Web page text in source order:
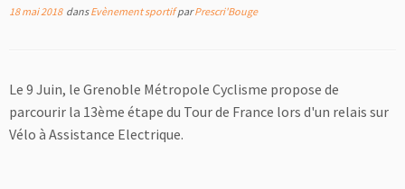
18 mai 2018dansEvènement sportifparPrescri'Bouge
Le 9 Juin, le Grenoble Métropole Cyclisme propose de
parcourir la 13ème étape du Tour de France lors d'un relais sur
Vélo à Assistance Electrique.